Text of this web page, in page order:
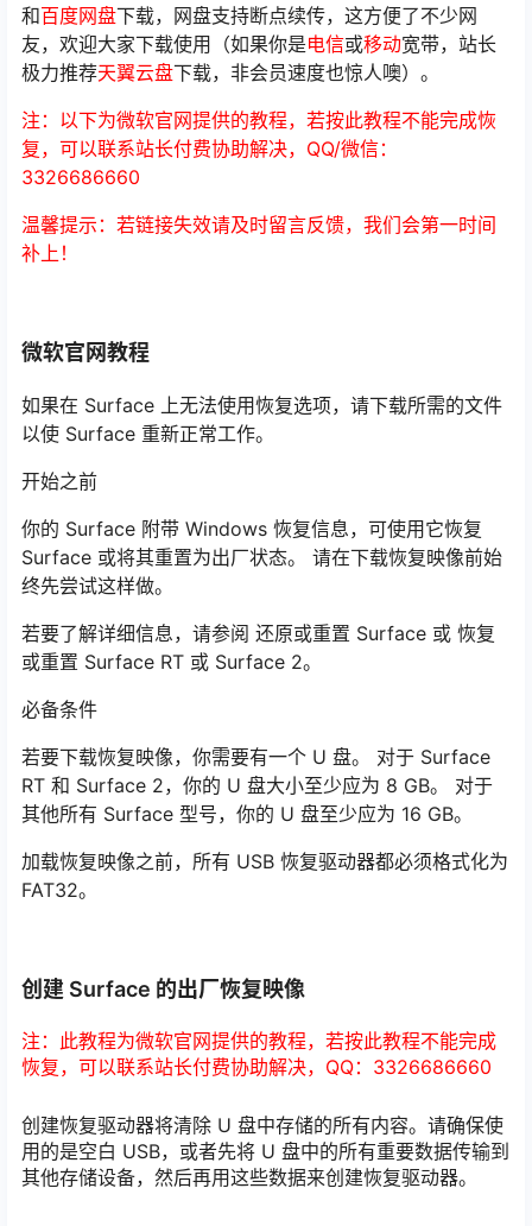
和百度网盘下载，网盘支持断点续传，这方便了不少网
友，欢迎大家下载使用（如果你是电信或移动宽带，站长
极力推荐天翼云盘下载，非会员速度也惊人噢）。
注：以下为微软官网提供的教程，若按此教程不能完成恢
复，可以联系站长付费协助解决，QQ/微信：
3326686660
温馨提示：若链接失效请及时留言反馈，我们会第一时间
补上！
微软官网教程
如果在 Surface 上无法使用恢复选项，请下载所需的文件
以使 Surface 重新正常工作。
开始之前
你的 Surface 附带 Windows 恢复信息，可使用它恢复
Surface 或将其重置为出厂状态。 请在下载恢复映像前始
终先尝试这样做。
若要了解详细信息，请参阅 还原或重置 Surface 或 恢复
或重置 Surface RT 或 Surface 2。
必备条件
若要下载恢复映像，你需要有一个 U 盘。 对于 Surface
RT 和 Surface 2，你的 U 盘大小至少应为 8 GB。 对于
其他所有 Surface 型号，你的 U 盘至少应为 16 GB。
加载恢复映像之前，所有 USB 恢复驱动器都必须格式化为
FAT32。
创建 Surface 的出厂恢复映像
注：此教程为微软官网提供的教程，若按此教程不能完成
恢复，可以联系站长付费协助解决，QQ：3326686660
创建恢复驱动器将清除 U 盘中存储的所有内容。请确保使
用的是空白 USB，或者先将 U 盘中的所有重要数据传输到
其他存储设备，然后再用这些数据来创建恢复驱动器。